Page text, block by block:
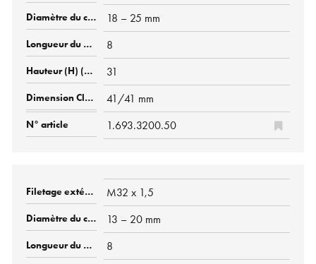
18 – 25 mm
8
31
41/41 mm
1.693.3200.50
M32 x 1,5
13 – 20 mm
8